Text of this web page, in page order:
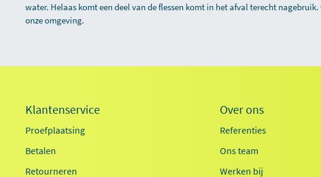
water. Helaas komt een deel van de flessen komt in het afval terecht nagebruik.
onze omgeving.
Klantenservice
Proefplaatsing
Betalen
Retourneren
Over ons
Referenties
Ons team
Werken bij